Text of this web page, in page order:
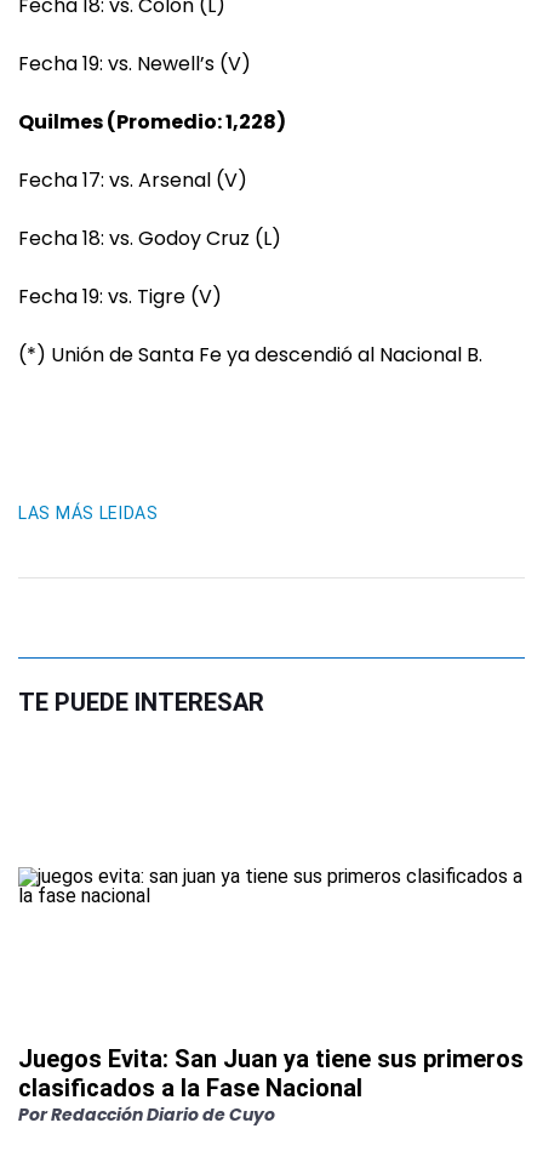
Fecha 19: vs. Newell’s (V)
Quilmes (Promedio: 1,228)
Fecha 17: vs. Arsenal (V)
Fecha 18: vs. Godoy Cruz (L)
Fecha 19: vs. Tigre (V)
(*) Unión de Santa Fe ya descendió al Nacional B.
LAS MÁS LEIDAS
TE PUEDE INTERESAR
Juegos Evita: San Juan ya tiene sus primeros
clasificados a la Fase Nacional
PorRedacción Diario de Cuyo